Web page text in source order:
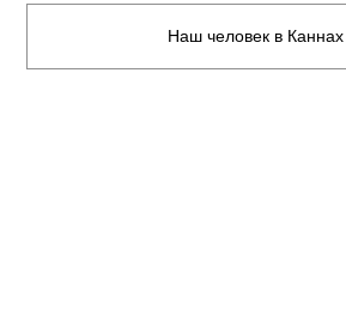
Наш человек в Каннах